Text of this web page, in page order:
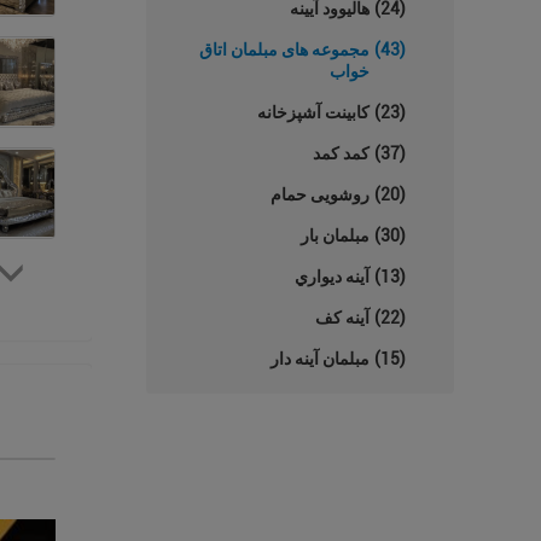
هالیوود آیینه (24)
مجموعه های مبلمان اتاق
خواب
(43)
کابینت آشپزخانه (23)
کمد کمد (37)
روشویی حمام (20)
مبلمان بار (30)
آينه ديواري (13)
آینه کف (22)
مبلمان آینه دار (15)